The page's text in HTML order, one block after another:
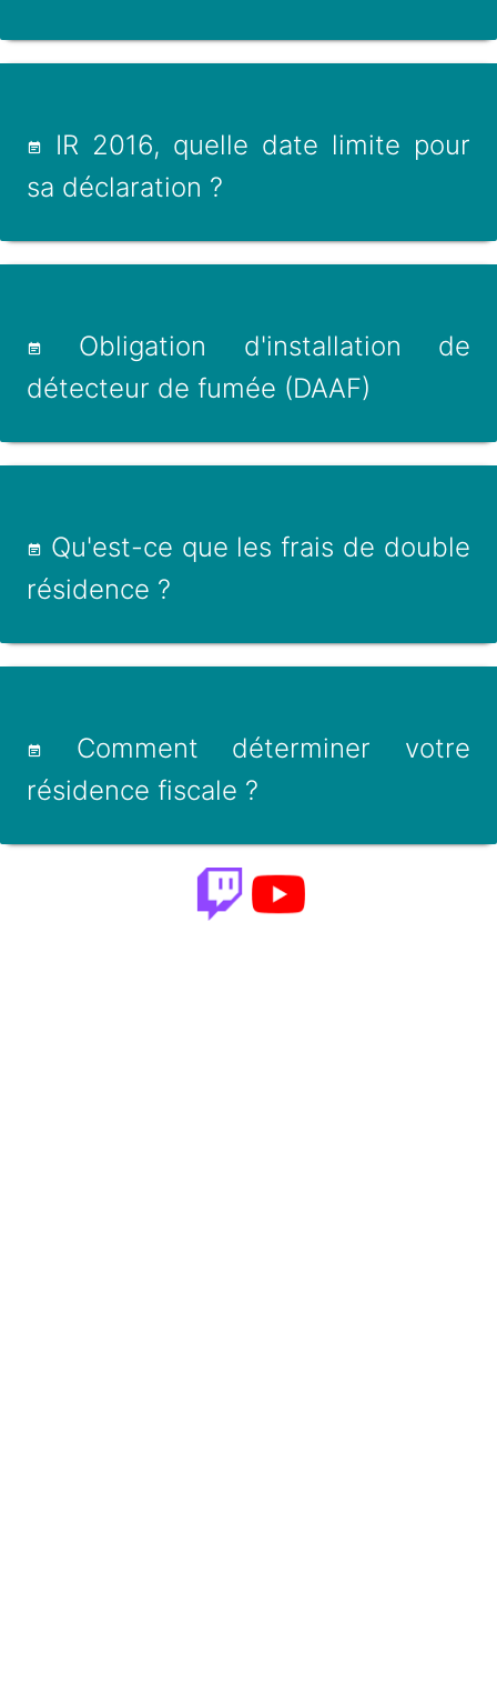
IR 2016, quelle date limite pour
sa déclaration ?
Obligation d'installation de
détecteur de fumée (DAAF)
Qu'est-ce que les frais de double
résidence ?
Comment déterminer votre
résidence fiscale ?